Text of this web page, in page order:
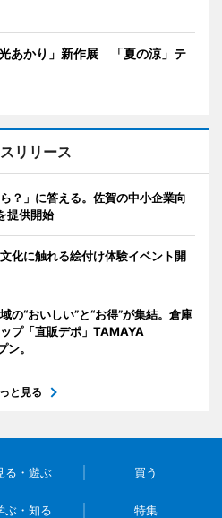
あかり」新作展 「夏の涼」テ
リリース
？」に答える。佐賀の中小企業向
提供開始
化に触れる絵付け体験イベント開
の“おいしい”と“お得”が集結。倉庫
プ「直販デポ」TAMAYA
。
と見る
る・遊ぶ 買う
ぶ・知る 特集